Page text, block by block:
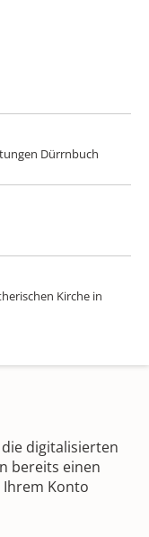
Dürrnbuch
Kirche in
digitalisierten
bereits einen
Ihrem Konto